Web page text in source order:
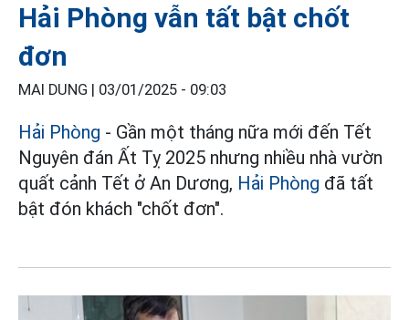
Hải Phòng vẫn tất bật chốt
đơn
MAI DUNG | 03/01/2025 - 09:03
Hải Phòng - Gần một tháng nữa mới đến Tết
Nguyên đán Ất Tỵ 2025 nhưng nhiều nhà vườn
quất cảnh Tết ở An Dương, Hải Phòng đã tất
bật đón khách "chốt đơn".